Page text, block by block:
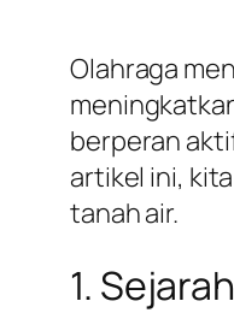
Olahraga
berperan
artikel ini,
tanah air.
1.